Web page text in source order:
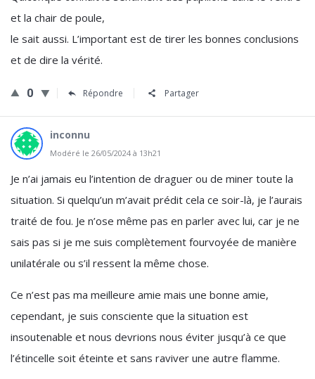
et la chair de poule,
le sait aussi. L’important est de tirer les bonnes conclusions
et de dire la vérité.
0 Répondre Partager
inconnu
Modéré le 26/05/2024 à 13h21
Je n’ai jamais eu l’intention de draguer ou de miner toute la
situation. Si quelqu’un m’avait prédit cela ce soir-là, je l’aurais
traité de fou. Je n’ose même pas en parler avec lui, car je ne
sais pas si je me suis complètement fourvoyée de manière
unilatérale ou s’il ressent la même chose.
Ce n’est pas ma meilleure amie mais une bonne amie,
cependant, je suis consciente que la situation est
insoutenable et nous devrions nous éviter jusqu’à ce que
l’étincelle soit éteinte et sans raviver une autre flamme.